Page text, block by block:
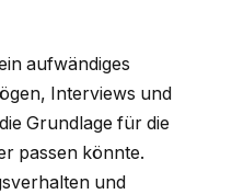
aufwändiges
Interviews und
Grundlage für die
passen könnte.
und